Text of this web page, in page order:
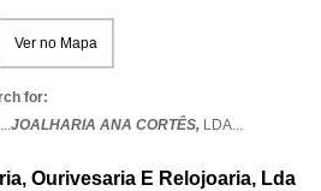
Ver no Mapa
for:
JOALHARIA ANA CORTÊS, LDA...
Ourivesaria E Relojoaria, Lda